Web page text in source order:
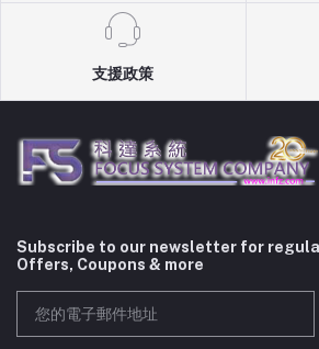
支援政策
Subscribe to our newsletter for
Offers, Coupons & more